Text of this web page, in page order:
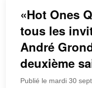
«Hot Ones
tous les
André
deuxième
Publié le mardi 30